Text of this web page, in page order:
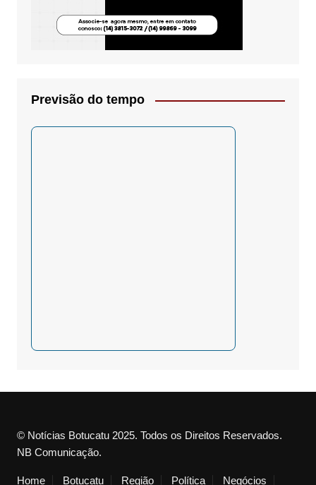
Previsão do tempo
© Notícias Botucatu 2025. Todos os Direitos Reservados.
NB Comunicação.
Home Botucatu Região Política Negócios